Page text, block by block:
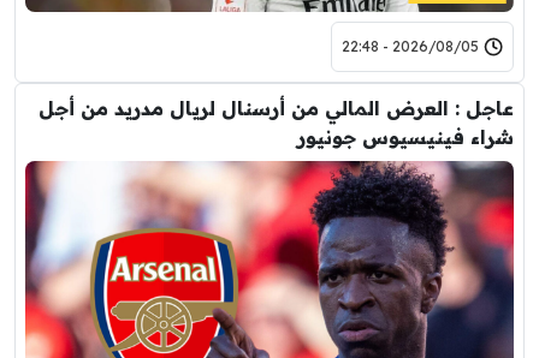
2026/08/05 - 22:48
عاجل : العرض المالي من أرسنال لريال مدريد من أجل
شراء فينيسيوس جونيور